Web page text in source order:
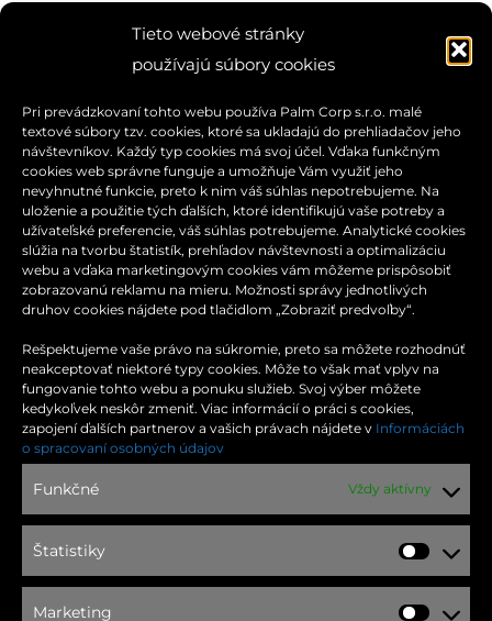
Tieto webové stránky
používajú súbory cookies
Pri prevádzkovaní tohto webu používa Palm Corp s.r.o. malé
textové súbory tzv. cookies, ktoré sa ukladajú do prehliadačov jeho
návštevníkov. Každý typ cookies má svoj účel. Vďaka funkčným
cookies web správne funguje a umožňuje Vám využiť jeho
nevyhnutné funkcie, preto k nim váš súhlas nepotrebujeme. Na
uloženie a použitie tých ďalších, ktoré identifikujú vaše potreby a
užívateľské preferencie, váš súhlas potrebujeme. Analytické cookies
slúžia na tvorbu štatistík, prehľadov návštevnosti a optimalizáciu
webu a vďaka marketingovým cookies vám môžeme prispôsobiť
zobrazovanú reklamu na mieru. Možnosti správy jednotlivých
druhov cookies nájdete pod tlačidlom „Zobraziť predvoľby“.
Rešpektujeme vaše právo na súkromie, preto sa môžete rozhodnúť
neakceptovať niektoré typy cookies. Môže to však mať vplyv na
fungovanie tohto webu a ponuku služieb. Svoj výber môžete
kedykoľvek neskôr zmeniť. Viac informácií o práci s cookies,
zapojení ďalších partnerov a vašich právach nájdete v Informáciách
o spracovaní osobných údajov
Funkčné Vždy aktívny
Štatistiky
Marketing
KONTAKT
Moldavská cesta 32